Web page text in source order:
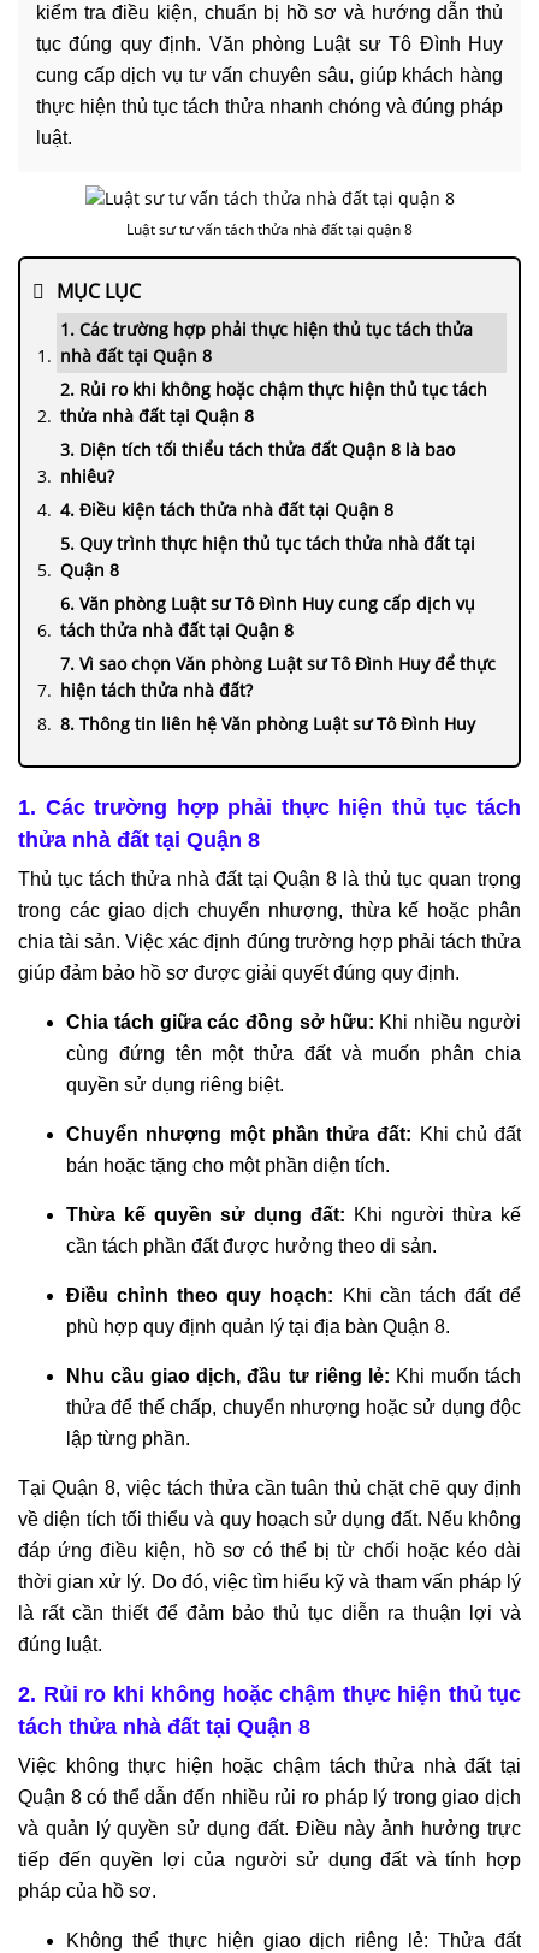
kiểm tra điều kiện, chuẩn bị hồ sơ và hướng dẫn thủ
tục đúng quy định. Văn phòng Luật sư Tô Đình Huy
cung cấp dịch vụ tư vấn chuyên sâu, giúp khách hàng
thực hiện thủ tục tách thửa nhanh chóng và đúng pháp
luật.
Luật sư tư vấn tách thửa nhà đất tại quận 8
MỤC LỤC
1. Các trường hợp phải thực hiện thủ tục tách thửa
nhà đất tại Quận 8
2. Rủi ro khi không hoặc chậm thực hiện thủ tục tách
thửa nhà đất tại Quận 8
3. Diện tích tối thiểu tách thửa đất Quận 8 là bao
nhiêu?
4. Điều kiện tách thửa nhà đất tại Quận 8
5. Quy trình thực hiện thủ tục tách thửa nhà đất tại
Quận 8
6. Văn phòng Luật sư Tô Đình Huy cung cấp dịch vụ
tách thửa nhà đất tại Quận 8
7. Vì sao chọn Văn phòng Luật sư Tô Đình Huy để thực
hiện tách thửa nhà đất?
8. Thông tin liên hệ Văn phòng Luật sư Tô Đình Huy
1. Các trường hợp phải thực hiện thủ tục tách
thửa nhà đất tại Quận 8
Thủ tục tách thửa nhà đất tại Quận 8 là thủ tục quan trọng
trong các giao dịch chuyển nhượng, thừa kế hoặc phân
chia tài sản. Việc xác định đúng trường hợp phải tách thửa
giúp đảm bảo hồ sơ được giải quyết đúng quy định.
Chia tách giữa các đồng sở hữu: Khi nhiều người
cùng đứng tên một thửa đất và muốn phân chia
quyền sử dụng riêng biệt.
Chuyển nhượng một phần thửa đất: Khi chủ đất
bán hoặc tặng cho một phần diện tích.
Thừa kế quyền sử dụng đất: Khi người thừa kế
cần tách phần đất được hưởng theo di sản.
Điều chỉnh theo quy hoạch: Khi cần tách đất để
phù hợp quy định quản lý tại địa bàn Quận 8.
Nhu cầu giao dịch, đầu tư riêng lẻ: Khi muốn tách
thửa để thế chấp, chuyển nhượng hoặc sử dụng độc
lập từng phần.
Tại Quận 8, việc tách thửa cần tuân thủ chặt chẽ quy định
về diện tích tối thiểu và quy hoạch sử dụng đất. Nếu không
đáp ứng điều kiện, hồ sơ có thể bị từ chối hoặc kéo dài
thời gian xử lý. Do đó, việc tìm hiểu kỹ và tham vấn pháp lý
là rất cần thiết để đảm bảo thủ tục diễn ra thuận lợi và
đúng luật.
2. Rủi ro khi không hoặc chậm thực hiện thủ tục
tách thửa nhà đất tại Quận 8
Việc không thực hiện hoặc chậm tách thửa nhà đất tại
Quận 8 có thể dẫn đến nhiều rủi ro pháp lý trong giao dịch
và quản lý quyền sử dụng đất. Điều này ảnh hưởng trực
tiếp đến quyền lợi của người sử dụng đất và tính hợp
pháp của hồ sơ.
Không thể thực hiện giao dịch riêng lẻ: Thửa đất